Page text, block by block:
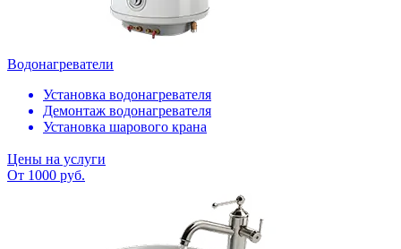
Водонагреватели
Установка водонагревателя
Демонтаж водонагревателя
Установка шарового крана
Цены на услуги
От 1000 руб.